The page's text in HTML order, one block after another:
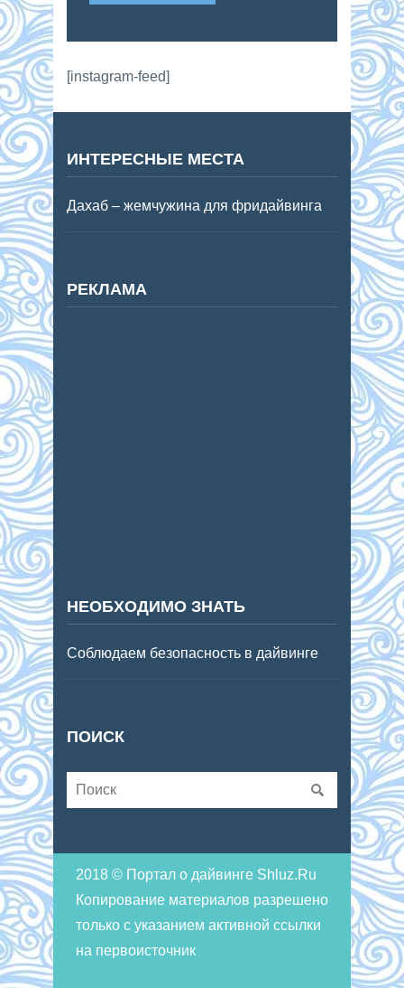
[instagram-feed]
ИНТЕРЕСНЫЕ МЕСТА
Дахаб – жемчужина для фридайвинга
РЕКЛАМА
НЕОБХОДИМО ЗНАТЬ
Соблюдаем безопасность в дайвинге
ПОИСК
2018 © Портал о дайвинге Shluz.Ru
Копирование материалов разрешено
только с указанием активной ссылки
на первоисточник